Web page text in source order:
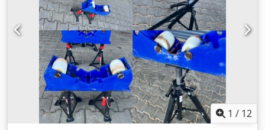
1 / 12